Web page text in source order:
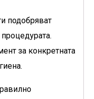
подобряват
за конкретната